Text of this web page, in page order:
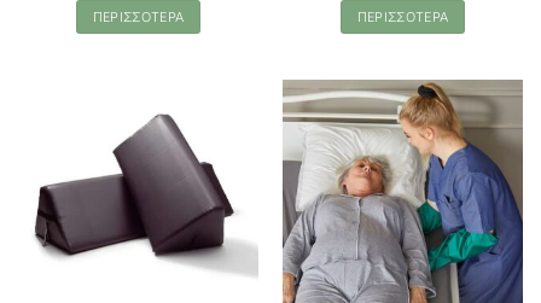
ΠΕΡΙΣΣΟΤΕΡΑ ΠΕΡΙΣΣΟΤΕΡΑ